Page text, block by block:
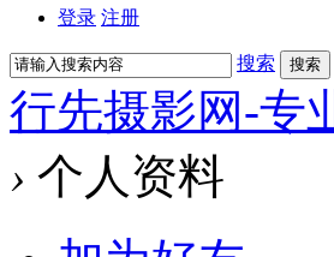
登录 注册
搜索 搜索
行先摄影网-专
› 个人资料